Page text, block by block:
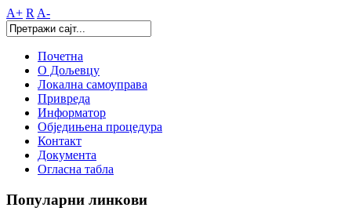
A+ R A-
Почетна
О Дољевцу
Локална самоуправа
Привреда
Информатор
Обједињена процедура
Контакт
Документа
Огласна табла
Популарни линкови